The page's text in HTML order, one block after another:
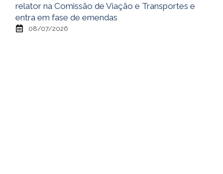
relator na Comissão de Viação e Transportes e
entra em fase de emendas
08/07/2026